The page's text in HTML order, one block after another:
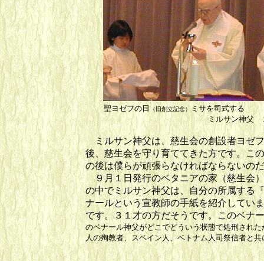
聖ヨゼフの日（旧創立記念）ミサを司式す
ミルサン神父 ２００２
ミルサン神父は、慈生会の創設者ヨゼ
後、慈生会を守り育ててきた方です。こ
の後は僕らが頑張らなければならないの
９月１日発行のベタニアの家（慈生会
の中でミルサン神父は、自分の所属する
ナールという宣教師の手紙を紹介してい
です。３１才の方だそうです。このベナ
のベナール神父がどこでどういう状態で処刑された
人の殉教者、スペイン人、ベトナム人司祭信者と共